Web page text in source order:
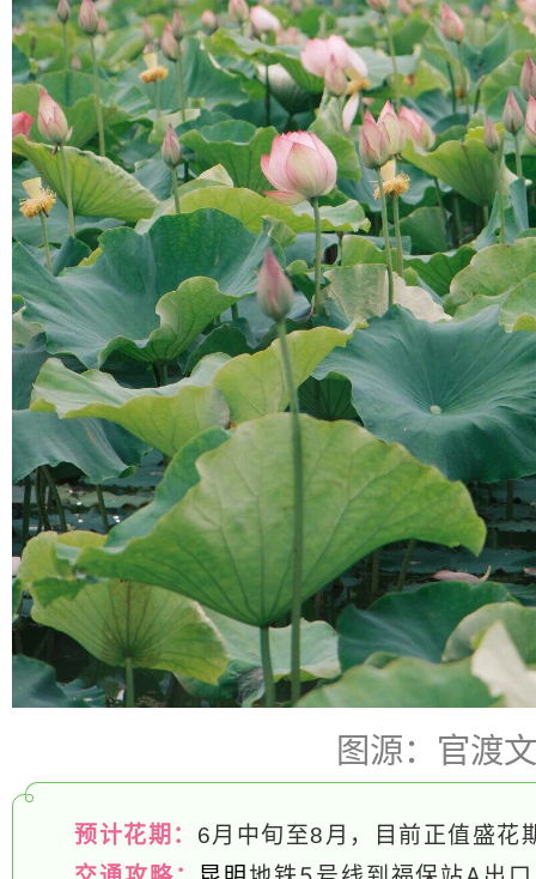
图源：官渡
预计花期： 6月中旬至8月，目前正值盛花